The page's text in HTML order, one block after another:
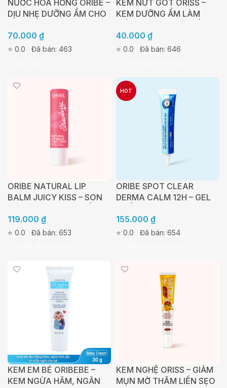
NƯỚC HOA HỒNG ORIBE –
DỊU NHẸ DƯỠNG ẨM CHO
70.000 ₫
⭐ 0.0 Đã bán: 463
KEM NỨT GÓT ORISS –
KEM DƯỠNG ẨM LÀM
NỨT NẺ LÀM LIỀN VẾT
THƯƠNG 30G
40.000 ₫
⭐ 0.0 Đã bán: 646
ORIBE NATURAL LIP
BALM JUICY KISS – SON
MÔI, NGĂN NGỪA KHÔ
MÔI NỨT NẺ, HỖ TRỢ LÀM
NGÀY (3,5G)
119.000 ₫
⭐ 0.0 Đã bán: 653
HOT
ORIBE SPOT CLEAR
DERMA CALM 12H – GEL
155.000 ₫
⭐ 0.0 Đã bán: 654
KEM EM BÉ ORIBEBE –
KEM NGỪA HĂM, NGĂN
KEM NGHỆ ORISS – GIẢM
MỤN MỜ THÂM LIỀN SẸO